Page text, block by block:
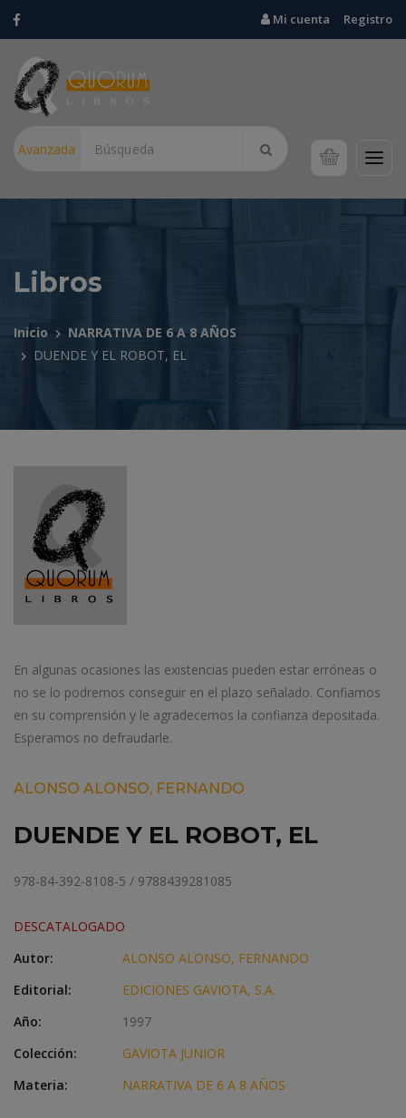
Mi cuenta Registro
Avanzada
Libros
Inicio
NARRATIVA DE 6 A 8 AÑOS
DUENDE Y EL ROBOT, EL
En algunas ocasiones las existencias pueden estar erróneas o
no se lo podremos conseguir en el plazo señalado. Confiamos
en su comprensión y le agradecemos la confianza depositada.
Esperamos no defraudarle.
ALONSO ALONSO, FERNANDO
DUENDE Y EL ROBOT, EL
978-84-392-8108-5 / 9788439281085
DESCATALOGADO
Autor:
ALONSO ALONSO, FERNANDO
Editorial:
EDICIONES GAVIOTA, S.A.
Año:
1997
Colección:
GAVIOTA JUNIOR
Materia:
NARRATIVA DE 6 A 8 AÑOS